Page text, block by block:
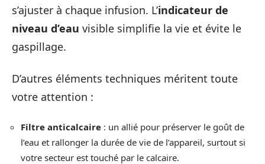
s’ajuster à chaque infusion. L’indicateur de
niveau d’eau visible simplifie la vie et évite le
gaspillage.
D’autres éléments techniques méritent toute
votre attention :
Filtre anticalcaire : un allié pour préserver le goût de
l’eau et rallonger la durée de vie de l’appareil, surtout si
votre secteur est touché par le calcaire.